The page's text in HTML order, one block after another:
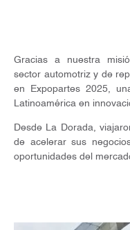
Gracias a nuestra
sector automotriz y de
en Expopartes 2025,
Latinoamérica en
Desde La Dorada,
de acelerar sus
oportunidades del